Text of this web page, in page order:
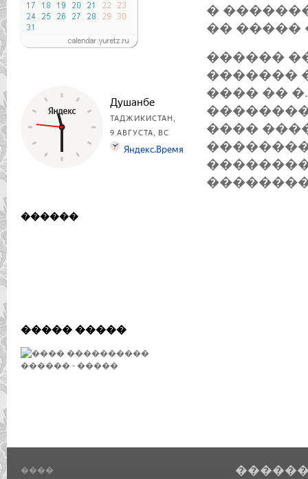
�
�� �����
������
�������
���� ��
����
������
����� �����
����